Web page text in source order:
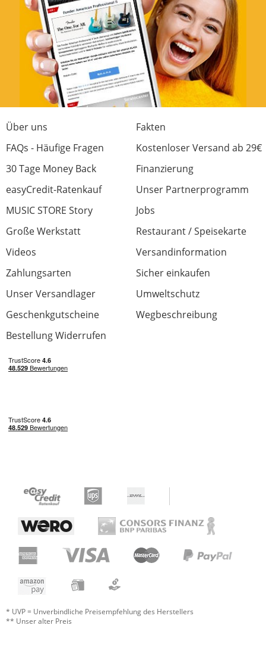
Über uns
Fakten
FAQs - Häufige Fragen
Kostenloser Versand ab 29€
30 Tage Money Back
Finanzierung
easyCredit-Ratenkauf
Unser Partnerprogramm
MUSIC STORE Story
Jobs
Große Werkstatt
Restaurant / Speisekarte
Videos
Versandinformation
Zahlungsarten
Sicher einkaufen
Unser Versandlager
Umweltschutz
Geschenkgutscheine
Wegbeschreibung
Bestellung Widerrufen
* UVP = Unverbindliche Preisempfehlung des Herstellers
** Unser alter Preis